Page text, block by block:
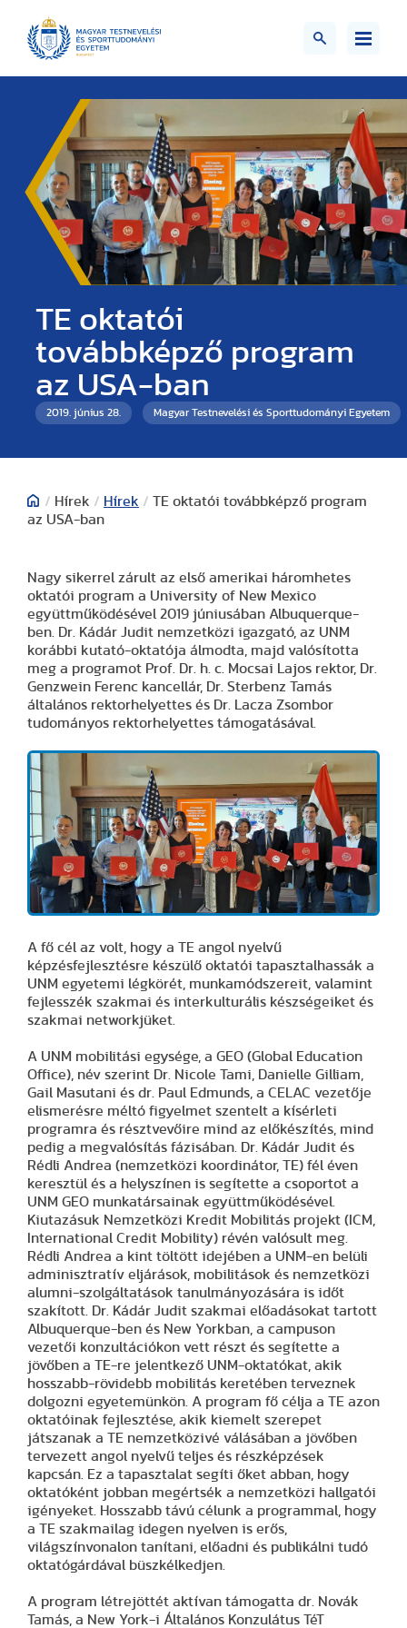
TE oktatói
továbbképző program
az USA-ban
2019. június 28. Magyar Testnevelési és Sporttudományi Egyetem
/ Hírek / Hírek / TE oktatói továbbképző program
az USA-ban
Nagy sikerrel zárult az első amerikai háromhetes
oktatói program a University of New Mexico
együttműködésével 2019 júniusában Albuquerque-
ben. Dr. Kádár Judit nemzetközi igazgató, az UNM
korábbi kutató-oktatója álmodta, majd valósította
meg a programot Prof. Dr. h. c. Mocsai Lajos rektor, Dr.
Genzwein Ferenc kancellár, Dr. Sterbenz Tamás
általános rektorhelyettes és Dr. Lacza Zsombor
tudományos rektorhelyettes támogatásával.
A fő cél az volt, hogy a TE angol nyelvű
képzésfejlesztésre készülő oktatói tapasztalhassák a
UNM egyetemi légkörét, munkamódszereit, valamint
fejlesszék szakmai és interkulturális készségeiket és
szakmai networkjüket.
A UNM mobilitási egysége, a GEO (Global Education
Office), név szerint Dr. Nicole Tami, Danielle Gilliam,
Gail Masutani és dr. Paul Edmunds, a CELAC vezetője
elismerésre méltó figyelmet szentelt a kísérleti
programra és résztvevőire mind az előkészítés, mind
pedig a megvalósítás fázisában. Dr. Kádár Judit és
Rédli Andrea (nemzetközi koordinátor, TE) fél éven
keresztül és a helyszínen is segítette a csoportot a
UNM GEO munkatársainak együttműködésével.
Kiutazásuk Nemzetközi Kredit Mobilitás projekt (ICM,
International Credit Mobility) révén valósult meg.
Rédli Andrea a kint töltött idejében a UNM-en belüli
adminisztratív eljárások, mobilitások és nemzetközi
alumni-szolgáltatások tanulmányozására is időt
szakított. Dr. Kádár Judit szakmai előadásokat tartott
Albuquerque-ben és New Yorkban, a campuson
vezetői konzultációkon vett részt és segítette a
jövőben a TE-re jelentkező UNM-oktatókat, akik
hosszabb-rövidebb mobilitás keretében terveznek
dolgozni egyetemünkön. A program fő célja a TE azon
oktatóinak fejlesztése, akik kiemelt szerepet
játszanak a TE nemzetközivé válásában a jövőben
tervezett angol nyelvű teljes és részképzések
kapcsán. Ez a tapasztalat segíti őket abban, hogy
oktatóként jobban megértsék a nemzetközi hallgatói
igényeket. Hosszabb távú célunk a programmal, hogy
a TE szakmailag idegen nyelven is erős,
világszínvonalon tanítani, előadni és publikálni tudó
oktatógárdával büszkélkedjen.
A program létrejöttét aktívan támogatta dr. Novák
Tamás, a New York-i Általános Konzulátus TéT